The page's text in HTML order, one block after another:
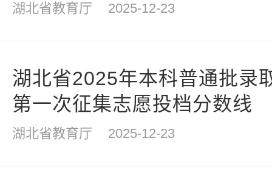
湖北省教育厅 2025-12-23
湖北省2025年本科普通批录
第一次征集志愿投档分数线
湖北省教育厅 2025-12-23